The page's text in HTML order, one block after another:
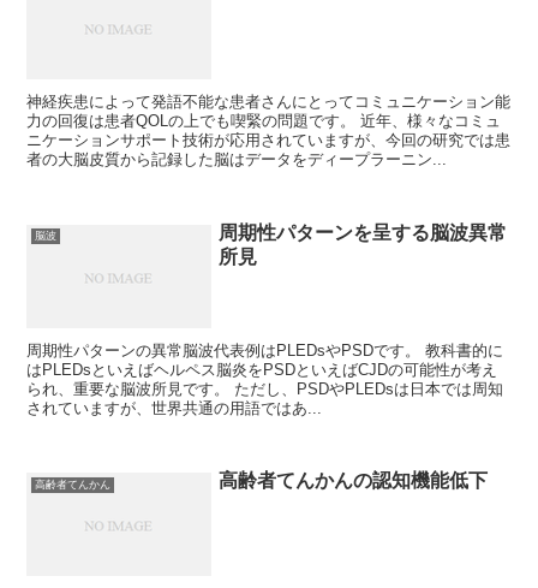
神経疾患によって発語不能な患者さんにとってコミュニケーション能
力の回復は患者QOLの上でも喫緊の問題です。 近年、様々なコミュ
ニケーションサポート技術が応用されていますが、今回の研究では患
者の大脳皮質から記録した脳はデータをディープラーニン...
脳波
周期性パターンを呈する脳波異常
所見
周期性パターンの異常脳波代表例はPLEDsやPSDです。 教科書的に
はPLEDsといえばヘルペス脳炎をPSDといえばCJDの可能性が考え
られ、重要な脳波所見です。 ただし、PSDやPLEDsは日本では周知
されていますが、世界共通の用語ではあ...
高齢者てんかん 高齢者てんかんの認知機能低下